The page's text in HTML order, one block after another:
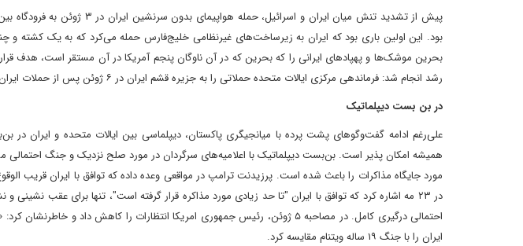
پیش از تشدید تنش میان ایران و
بود. این اولین باری بود که ایران به زیرساخت‌های غیرنظامی خلیج‌فارس حمله می‌کرد که به یک کشته
بحرین موشک‌ها و پهپادهای ایرانی را که بحرین که در آن ناوگان پنجم آمریکا در آن مستقر است، هدف
رشد انجام شد: فرماندهی مرکزی ایالات متحده حملاتی را به جزیره قشم ایران در ۶ ژوئن پس از حملات ایران به تنگه هرمز آغاز کرد.
در بن بست دیپلماتیک
علی‌رغم ادامه گفت‌وگوهای پشت پرده با میانجیگری پاکستان، دیپلماسی بین ایالات متحده و ایران در
همیشه امکان پذیر است. بن‌بست دیپلماتیک با اعلامیه‌های سرگردان در مورد صلح نزدیک و جنگ
مورد جایگاه مذاکرات را باعث شده است. پرزیدنت ترامپ در مواقعی وعده داده که توافق با ایران قریب
در ۲۳ مه اشاره کرد که توافق با ایران "تا حد زیادی مورد مذاکره قرار گرفته است"، تنها برای عقب
احتمالی درگیری کامل. در مصاحبه ۵ ژوئن، رئیس جمهوری امریکا انتظارات را کاهش
ایران را با جنگ ۱۹ ساله ویتنام مقایسه کرد.